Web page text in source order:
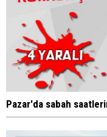
Pazar'da sabah